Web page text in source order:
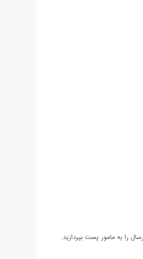
را به مامور پست بپردازید.